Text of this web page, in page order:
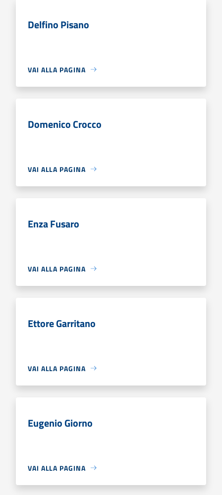
Delfino Pisano
VAI ALLA PAGINA
Domenico Crocco
VAI ALLA PAGINA
Enza Fusaro
VAI ALLA PAGINA
Ettore Garritano
VAI ALLA PAGINA
Eugenio Giorno
VAI ALLA PAGINA